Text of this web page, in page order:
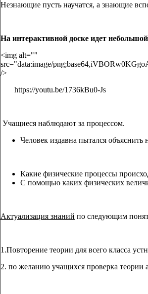
Незнающие пусть научатся, а знающие
На интерактивной доске идет
<img alt="" src="data:image/png;base64,iVBORw0KGgoAAAANSUhEUgAAAWsAAADgCAYAAADFRkfXAAAgAElEQVR4Aey9Z5dc57Gl2T+3p2fmSiIJQ4CURBIkgIItb9N7d7z3/qTPLG8AgqDM1e37J/aseLMKpFq601/7g7hWrJMOhUJW1nP22bEj+N/wr//+9Q786x341zvwr3fg//h34L/9H/8d/usb/Nc78K934F/vwL/eAXyCtc2L+HVZnAAqXZCgSPKnkkUJq5Ihi/S4wo6yqEDgRYi8CEkQIXA8uP7gH2rQ6+Ouuu0OOq022s0WmvUGGrUGapU6q0qpgnKxhMLhEQ73D1jt7exic30Dr168xIvna3ix9hw//PAdvv7qER59+QAPH9zDw4f38PiLe/j6s/usHn3xOb7+3W/w9ttvEFsGho6FTFUxVGUMVREjTUYqc4i4LoJ2E0OBYzUWeQw5DrnIY6RKyDQRqSYi0yWkqoxM0xDLMtwBD73Vhdnpw+5xrJw+D58X2PORJMHnJYSiglQ1MHVcHAcOJiqPTG4iEgfwJRGRoiCWNQSCjFhQEA0kJLyCkSIjl3iE/Q7CZgPWwSHs3T3Y23sIDgtIy1V4RwVom9swN7bhH+zB3N2Ae7CLoFCAs3fAKqvWcSEpuJRVnAoDnIkDXCki3mk6TiUZp5qKC9/ET7McV6McmSLAadWR9DrIRQ5DWUAmcrjwXXzIElbvwgAnsoIzKsvET3mK/zhe4C9nJ/jr1Tn+dHaKH5cpTlIDsdZBxBWRdPeQdTbhVZ8gqD9F1HiFqPMSYfs1wtYm/P4mvM463Por6AfPYRVewTx6Cbe8j7nQw6WlYKjU4XF7SMQWFqaBme1iYgcY2yEmToyxFWDquZgEIWbZEMdU+RAX0zneLU5xMz/Bu8UJbuZLvFscs+PFeIrz0QRnwzGW4ylm+QjzfIzjZIKZn2PkJohdH8MowSTNMU4ydjvxApxM559qMZqwP38ymeFqusSHkwvczE4w81NMPQ8LScNFj8fNQMKlquFcUXAuKxi2O4gabQS1BvLuACNORD7gMRYkjAX6LA4w5ngcSzoWvIKJoCDVdAxNH2M7wTwcYhGNMAty5FYIV9AxdhNkZvCpfNlEbHgYOhF7jl4byBakRh9ivQe5NUAg2zjNxwi0HszBHlyhjNw0MPIiTJ0IQ82G2enBGXQhlPdRffMMbrcJvz+Ax4ns8+/2OfjdDqJOA0mrhqhcQdZqI+v1EHXbSPpdxN02onYNcaMI+2gDfuMQdqsIt1tHPuhjMhhg1Omw9yVvtZE2G3CL+0ibFcy5HtxCEdrhAexKEWNNwNK3MGoOMCkPcKn7SDkJ3MEhct3G6XCGeZwjUSwEnILYdJC5AXLdQ6a6rFLDhSVrcHUTQz9CoBhQ2n3oPZ4d+VoLQr3N7tu8/OkxudWD0RfgCApcUQU958s6PElDqJrILI99LbpPz1ucBIuT4YkGK18yV7cFA5aowZA0KAMRrUYb1XKN1d156hdYcwLsX9UvsBYZnO+A/QusRciS8KkkkYcocBAFHvyAY/W/g3Wv02WwvgN2o9b89A1Wy1VUSmUUjwoM2Pu7e9jd3vl7WD9/jh++/w5f3cL6y4f3GbC/vHcfj+89wKMv7uPRvc/x9W9/g/Vvv0VqmwzWua5jYukY6jJyTUKmioj51Qcp5wbI+QGmyu0vichhbCjINInBOjdk5IaGXDcYjD1OgNbssCJIE7Dpw+wOBghFEYEgMFhHkopMMzHzbBwHJnK5i0SqI5I4ButYWT1Pr0kEFTFHkNaRiQKCXhtWowqnUoa+swtrZxfOwSHcowK8QhH2wRG0rW3Ymzuwd7Zg7KzDPdhhMLd29mDv7iM4KmLe7TNgn4kczqUBLhUBN6qOc1nFhWngMrTxcT7E1TDDUJMRcz3kXB8TVcaJa2Fh6ThzLfyYxngXh7gJfFzoOi5UjcH6JgrYc5eujR/jED+PcvxpMcdfTk/wl5Nj/Ol4iZ+XU7ybRDiNVIzMFkJpH1b7NczWK7jdddjNF/AbawjrL+BXvkdQ+R5u6TtIe3+AdvQEYesNgv4W/P463PYewl4Rfr+KTB1gKKuYaibmpo2Z62LiBRj5MaZ+jnk4wlk+x8V4jovJAuejGS4nMxCk70B9kg1xmo8+wXoxnGARjzDxUkz9DNN0iFGcYj4cMzgT0Kf5EARoenyaDdnjdP8fYB3nmEURzm0Xl6KCK15i792lpuFUkjBsthBVqqzSRgPDbgd5p42820HSbCFpNjHu9THnFZxIOo41E7lhYmQFWPhDnGYzVvR90vdLJxkCON1fxmN2HNohRnaERPcwsuNPMCdgE9wJILHm4SyfIDb6cMUjeGIZqa5h6ISYewlS2YTTEyDX61DqJcjlffi9NgKOZ7COJA2RICHsdRG0ashadYyqDeT1JqJmE2GnhbjXQdRtIW7XkDSKCMs7iMr7MPe2oG9vw9nZR7xfREp1UEJ2WEJ0cMBESForYdJrwSoVkQx6SLguvG4NU0PFpe3jlDdxqjgI2n1I5RKmboCz4QzLdIRI1BHyKiZBgkmUfoJ1ItuIVRu+oiOzPUz8GJFmQe0MoHU5BmYCN4GZ7hOc6TlP1tnxDuK/hjXBnmCdmi47EqzvgO1Lq/ea3m967wnYVLaoM1jrogoSv/3uAMTEu/8+wfoOzv/rURdWSvkO1nQk5UxwlqXBpxL4LkShB5Ef/Jeg/jW8SV33uz0QsElhUzXrTdRrjVtgV1Etl1EqFBmwSV0TsLc2NvH65auVsr6F9a+V9YP7X+D+F1/gy/sP8JDqFtZvv/kGuWsjt02MTANTz0Juq0gMCUOCscQh7XcRddrs7D+RRUwkESkBSxGZsiZVPTQVDE0dBPxYlhAIEuRaE2KlDqs7YNCm+3avB5/nEQgiCOikmgnEE0fH3FOQyQ3EYgWxxCM1dGS6gaFhI9ctxLyCVNAwVi0MZQlepwmtUoRROIK6vQ1rew/24RGcUhFuqcRu2/sHcLb3YO1swd7bgn+0h7BQBMHa2NphwB41WgzW5xKPc4mAzTFlfaFouDB0XIbW38E6GnQx5DnMdBUzQ8Xc1HBiGQzIDNhhgGvbxjvLZuC+Cjxc+i4ufRMXns6ON3GEqyjCiWNjrjo49UN8PJnjL+dL/Pl0werdJMNpYmPsDODw+wj5AyTcPrz2C/idF/A6L2CWv4Fbf4KRsI5c2EAuvEE22EbYeQuz/gJK9SXM8jr0wmt4jR3EYgO5wWPkapi7Lo79AMdhiEWc4zgdYREPsYgzLOKU1Uk+Yqqa1PXJdIHFaMqgvYjHTK3OwiEDMIGalPfF8gSXx6c4my8ZqFM/xCTL2XP0/PFkhuvZMX46vcT1/ATTbIRJGuPU83Gl6uwK58wwcKnpWAw4pLUa3P1d+Ef7iMtFJLUy8lYN406LKdO0XsesP2Cq+kQyGKxT3cDYjrAMRzjPFwzQdycWOpKqjjUXieEjUmxEgoFccZHKNkIClOYiUp1PCo9eP/YyXE7mSC0ODn8AmysiM3SMvQhjJ0AqWwgFC1qTPt8czGYJ4aCLRKTfBQWJYiDXDKQCj7BVR9iowC2XkPa6SAZdGOUinHoVUa+NrN9CUD1AUN3DXGxj1mvD2dmDf1BAXqxiXKrhaiBiWKggOypiVCtjXCsja1RhVkqwmjXEUh9WrcB+b49tFwvZxozXETb70OsNLIOEwXoWZYjpykLQkTsBMi/A0PAxtWMMdR+Z6iDTbaQafQ5D5LbPVDQBWmp2GbAJ1FTmQGTAJiDfPU/wJtV8p6xj3WaQJugTsOm1BHNS3YFsspMjnSAJ1vRzoHIVE6aiw1ZNyIICbiCg2+7dsfoXG0QXBOg8f1sidF6EwYtQP9kev9ghK3VNypqDLBG0SVEPbotnFsivbZB/prR/DWuCdqfdQatWR6tWQ6NSQb1UQqVQQOHoEIWjIxwdHDJYb29uYv3VK7x9voa3T5/hxZMn+OPjx3j05UOQsiZYf3nvc3z5xecghf3o8/v4+nefYeOHJxgHDnLHQGZpGHsmMkdFZqvITQWpxCHotZiKpUv/qSphTMpbFm7tEgE5WRf0mG4gUTT4vMiK4CxVG7dgJlukDaffgy8MEIg8PIFHpKpISNG7BuauilxuIRKriBUeQ9PCyFqBOlVNxJKMXJEx0WXMDRXxoAutVIBeOIS2t8dUtV8sIiiXEZYr8IslZnVYGzvwd3fg720jPtxnsHb3D5lFom/tYNho4pjjcSaIuJBkVjeaiktFxqWm4Dpwb2GdYKyq8Nsd+K0OhrKIMb0fqoRjSwcpaFLWP8URPgQB3rku3kUBe/wm8nEd+7iKPFbXaYjz1Mel7+BE0zEWBMwZ/BWc+R6OHRenYYjLNMbPywk+no7x08kQHxYpZn4fsVqBLx7Bar6E1VnDWNrETN7CuLuBfPAaMfccyeA1sv4mst4mrNJT6IXvYTU24LR3YLW24bQOkEstTHUBU9vBwg9xEsU4jmMsggiLIMWSVHKSseMJwXY4wslwxMA+j3IskxGW2QjH+RgX0yVu5me4nJ7gbDTHcTZldTqc4ySf4jifYpmNcTFb4sfzK1wuTpgds4gjLE0T56KMC1HGqSjhhBexHPAgm8rfP0RwcIC0VEZCVati3Osib3cx7nI4kTUsVAtzxcJCczC2PMz8BBMvwTRIMbQDpKaH3A4wciMGBZtXQKW1BzBb3C1sNQSiikS1EckOAgK56jDFPXZTdvVBsPbECjyhiYnjYB5lGBkevK4IqzWAP5AQixIcsjmEPhJZRCaryOgKUVERcRyCdh1m+QBq+QATS8PUMhD1Oog7TcTNCvzmEQZ7dJLdxpgsLbmHtFOHtrvLoO0eHUF5u4XKdz9AW19HVilhWq/BPdhDWK/ArFfg9tvw6HtoNTHTdOSCirGoI2rz0GttnIQZTvMJpmGMkKwj2cDQ9pHo9DvnYWwGGOkehoaH3PKQmS47MQ2dgMH3zv4gKJO6NjkRkWwglgxozT7kWgdmT2AQJ1ATkO/sDwI2VWLQe2wwq4RgHakmItVg73mkrkAdKjYCxYJPJZtQRBWiIIPr8/8Ia1XgofKr0gQRKsFaUqDd+tUE6Dt1fQdriYH6FyuE2SA8D5EXmPqmI6lpAjcB+05Z33nWBOk7dd1pt9Gq19GqVtAol9AoFVEtHOHo6ABHBOzDo5Wy3tzAxutX2Fh7gY2nz/Dq2+/wzaPHePzlQzx6tAL2o/uf49G93zEb5KvPHuLr336Bzac/YOybGHkGUlthx6GrI7UUpIaEROYQ9NtIxAEmIo+ppmBq65iaKkYagYpHrnBINfKryQIhWEvMqyZQr5T1Sk1bvS7MbovBOpIF+LKAUFMQGxpmvoUZnSSkNkKpilgVMLIsjMwVrEl9Z7qGTBWQS11MFYF5fG6jBq1wCONwZX+E9MtcrSGrNxi0o3J19ctOsN7eRLi3g6hQRFgsM2Wtbm4hqTcw7vYw6/ZxyolM3RGoT/gBjrk+rkMfH+djXI0SjFQVbqsLt9VBJgkM1KkwwEyTce7aq9fGET6GId55Ht7HIT4OM/yUZwzkpLzJ274ZkrKJcBl6OHNMBupTx2JK/dS32RUNeZ5UqcRjbFhYuD6usiE+Hk/w8WSKn08muBn5WMYyjq0OhtwmkuprONVnsBtP4FSfIG28wKT/FuP+W4x6r5EKWwgHb2E312A11+C038LrbMNpFxEO6sikDlK1i6EhYO5ZK3CHEY7jBPMswjQNMc0TzCNS3jmzTchCIR/6/fIM7+bnuJ6cMuuBVO3FaMmULfnEEzdlFgSp7vcXVzhfHGORJDjxPSwUGaeCiHPqE/Ais6ZmnR7yWgNxuYqkUmM/s7BQYj7vTJKYPz2TNJwYDmaGh6nm4NxPsfQSzIIEIz/C2I+YP0qQocv4kRsgUHRYnMigo3U4WB0eoaAxG4OERiJbCISVBULWSKK7WMF6xmyQUGkglHqYuC4WYYZcsRD2ZXjtAeIBWR08/E4TgdBDKA4wVFWMVO32qMCqlzDYfg29doREETBzHcxMA0tDxYTrwiodQKnuQyvsIh+0MBF7cJsl1F9+B2nrNayjfVS/eYGXf3iKHl1Rbm1iuLED6+ka0lIRQacNu99FIA3g91pYGAYmisUq6stQqx0sggxnoynGfgCrN0Aq65jYHhJFR65ZmFgBxqaPkeUzSJPHTEXvI9kWZHF8qkZ7parbAyiVFvhiHWK5CaXRZSr812qalDndJ1VNX48gTSAPFOobkNq22MkxNVZXP6SwCdh00gwkE5qsMSuEHwj/BNakqkURuiTBlBUYogxDVKCKK9vj17BmNojwC6TvvGuyRnhuwEC9Arr0K1D/17Amz7pVb6BWraJaLaNSLqLGYF1gsD442GcNxv3dfWysr+PtyxcM1ptPnzNY//HRIzx6eJ8pa1LXX977HR7f/wxf3X+Irz5/iMe/+R3Wf3iCoWtg6BkgSBO4c0dDqAmINREB32OqOqcPlSxiqsqYWiomunILaw6p2EOuk39tskYgNQOpsUigFso1KPUGzE6HldFpwuP7IFgHsohAkVawDhzMHA2Z2EYgVpAQrE3yHm1mg5AVQjZLqgpIhBZSaixSM6bbhlkuwTo8gl8oIigUP8E6atSRdzrscWdrE+7mW4R724gKJQzrTdAvvnV0hKBeR9xsYtTqMFBQs/FKJXhwDNjXoYePsxWsx5YFp9+H0+shFTgQqKnJmQscg/VN6ONDGOKnIMB7z2PK+uMoYz41gfoO1h+mQ1xPM1wGLk48G2ehi8skYA2hhW+BegCx0GMnSbq6SQUR8YBD1B8gIy88TXE9HOHDYo7/eH+On6cposEG4tYrzLQW5h4Hv78Po/ICbnUNHnndpMKbP8Dvv4TbXYPfX0MibCARtuF23sDtvEXQ34TRegWj9RYhdwS3sY+kX8Zc62FuyJh7PhbJGMfpBItkhJN8gpNsgqvpMd7NTxmcz/M5qE6SKU7TGZYR+dsZ84Inforz+THeXVzhdLbAPHBxbGk4UUUcyzLONQ1nispOmsd9DpM2edNNhLUavFIZYbWGuLVqeM91E0vTxlQ3MTYddmJf+hGD9dgNkdk+u7Qnq4JAPQ0SBh6CBfmrdHnuCiq8gQy3TwJjAKfPMVhH0goQYy9dfd9ejvPxDKnNIbd6iKQepq6HJdkIkoGwJyFskcXBQS9WYdTKCAV6HY9UkpEKEjJJQSxwkIt7sGuHCPsNeIMOUk1DIlM/hoPXaKC9vY1BrYzK29fQykfw2nXwB9sovn4OvrAPcXcXte9fYeOHF5AOD6C/eAn726cInr1CsL6FqN2GzfcRyxy8dgMjTsCUNxCRwuVEmF2BXQ2dDMes2Uz9pFTUMNFtRBx9nwZmTsSUNalldgXS5RhY6X0khXwHarJCpFYPOvnVjS74Qm0F6loHUr3D7BB6PanoOzV9dyTw39kgdAIIVR0RCT7NRWYESMmmIkjTyVMy2dHQTCiSCkmQ/xHWlf0D1A4P0SwU0anV0O90IAsCU9N3qQ9N0aDKZH5TEuTvG4wEbIK1wHErT/vW6yZ4D/o9DPpdcP0eU9f9bp951XfKmqVCmm3U61XUamVUqyVUy0VUirew3t/Hwd4+9nb2sLm+jjevXuDNizW8ef4Ma0+e4PePCda3aZAH9/Dl/c/x+IvP8dX9B3j82X0G642n32PsEhRVjG1qmGgM1rEmsOZhyHXZ2TkW+siFAYaKgImhMCuElPVIEZAKfQwpGaKozP6wewOojRbESgNCuQqr3UPACTBbHVjdDrNAIgK1JCHQNUTMBiHPfIBUItVSQ0L2gmVjYvvsDD+1AwypeaQoyEQeKddHNuhjxA3gN+vMt/ZKJQT0C10sIapUEDQbiNstprDtnR04OzuIjo4wrFWR1WvstQ5ZJo0GS5SMWm2cCRIuFQ1XmoprXcOFLOPKd/FxOsJVHmNim3AHXbh9el/arNlIHnbG9ZlvTf70TeDhXeDj2nNByZCPeYo/jYb4SOo6CkGv+XGcgTzpi9DDiW/jLPJwmcdYBi5mLp2gVKSSgFRc1VDmkUsD5DKPMamwMMCE/O7Aw/VijJuxh1TYYbbHVeLg48UZPpwtcDPPcD40sAhFTD0OI72CTD6C3V6H1XyOaLCJkNtCzK0jId9b3kAsvUEsvkWu7iDqvoRZ+D3U7ftQtx7Db26sbCpNxNi2sAgjzJMIyyzFcjjCPJlgEo4xi6eYUtMxGTG4Tyg14ZMiH+FyeYoPZINM5pjbFkglH+sqzi0Tp4aOU03DMalsskR4EaNuF0GliqBaRdhqYCQJyGW6qtOxMCwMVQ1jw8HUdDExXcy8mNkTZFHQ7QVZIm7EVCEpOwIHXZo7ooKAvFJeXcGaLJHOgME6130kmoPc8DF2I4yDmHm8iSEit7qI1QGmXoiTdASvx8Ott2GV6/DqHUTtPqJ+Hz7XQcJOtAJCfgCfo+ZeAdLBLrxWBX6vDn/QgTvg4HASEwB8qYCDjS2UjorYfvYMxbWXqK9vY+fb7/D6+x9Q2FhH780btNeeo/hiDeLWOtytHUyKFUyPSkgPDhD32vA6LfY7ElO/qdHEUrWQUaqDk5gyXo4mmI/GGPkhIllhJ7uJZmOkmBhrDuZuAmowEtjlTg9isw2txyHWLYTqypPmqi3mW7MGY2sApyfCanNQGz1IlRazQhy60iAL8xbWkW4jUE1WdDJlsL5tMvqs+Wgj0jyQsiZY05WNp5jwyAbRbPz/wnrrxUtsPF8DHd++XMP6+ivs7m6icHSAUqGARr0ObjBYJUPkFawV+e+BzWDNc8wGIQtE5Elp98ENeuAGndsagGBNavrOArlrMjYbdTQI2LfqulQ8Yn//4T4p60NQdG9j/Q1evVzD2vOneP786afo3uNHD1dJkIf38fjBA3z5+Rd49MUXePy7L/D43z7DxtMfMLJ1DA0ZE1tjzUVS13SfYEyKOuJ7IGiTFZKrIrNAyLem5zNSDsIAY2o2KjJLeVDiQ2u2mV/NFSvMI3PbA9iNHtzegL2GonuhpCK0bES6hZlHTcYOUqmKQKghJm+aRc98jC1qeIQYKiZyiZo0GhKBQ8b3MeYGCHtt6JUSvGoFYbXKvOqoWkPSbSPutNljzv4hvIMjRMUyxuQLlg5hFwsICNztNqJ6HXmrhTNJxpWus/jYjWGyI0H3TwTrLMLc1llCxuu1WIMzoasEajgKHJaGxhqJF77D7BCC8jvyr7OEKesPacKskEsCbBri/SjFu2GMq8jHsWfhIo9wHAbMP05kmTWnhgpdxRirPoEqsgTOMghwEkUs2XGeprg5meNyYsPvvoXfXMfMUnA+HuFmucBP52f4eHGCny9P8efrc/zHhzP8fDXDzXGK06GJRSwjNTtwujvQGq/g9t4i6L1BKm5j6ZRwauwhr/8e/s7/DfPgN3Br38HtbMLq7MHpFBFxTaRiA7HUQazxGNs25n6CE2pApinm6QizeIKxG2PmjzCPprhanuLj2TVuyNe2XZzoNpauC7KBloaOha5iIcugBu+VomHUbCGr0c+nibjbwkRXMdQMzMkakjSmWGeGixMnwvEtqMmimfoxJpaPuRNhTsD1or9LIbDLb/JKRR0+p8DqCMwSSWQTQ90FHTPFxsTxMU1iXI4WiBQevlJBrPWZL04N2VRSEXV68Ds9xAOepW9Gug6XTuZ8B/QZYSpbFeD12xC2tyAXD2A1S1DLBTjNJot/ms0C+OIOKvtHePbtMxy+eo32YQWNozq2v3+Kta8eY//7b9B98Qy1taeovXkNYWcDYaOOU1nF2WCAtFLAsN9B2m5Br5WRKDxGFLOVVUSCCrsvsbQGwXo2mSJ3fCSKwiydY0q2mB7mNn0GQ6SKCaPLga83IDZb4OtNdIsV8LU6lDZFGvsQmx2ozR6DtN0VYLY56M0+1HqX2S2RqDG7gywPAjVBm2BNYE4pvqeaMOlEJSjwyPPW6XWr5u9dvDIwXLiGA9ewoSsGNEWHyEv/qKyrp
https://youtu.be/1736kBu0-Js
Учащиеся наблюдают за процессом.
Человек издавна пытался
Какие физические процессы
С помощью каких физических
Актуализация знаний по следующим
1.Повторение теории для всего класса
2. по желанию учащихся проверка теории